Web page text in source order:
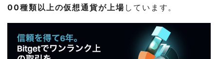
00種類以上の仮想通貨が上場 しています。